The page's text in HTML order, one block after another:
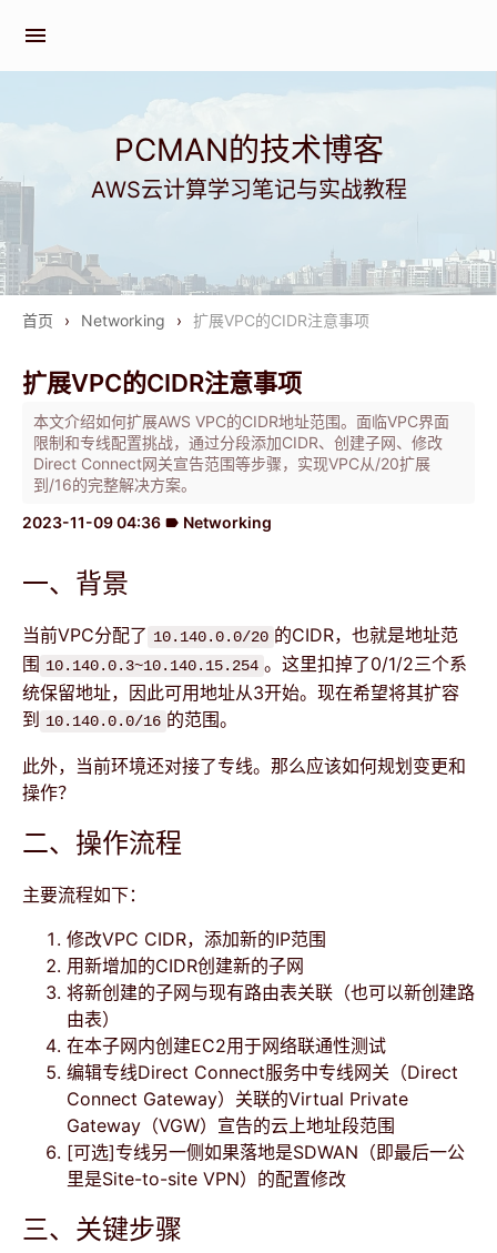
menu
PCMAN的技术博客
AWS云计算学习笔记与实战教程
首页 › Networking › 扩展VPC的CIDR注意事项
扩展VPC的CIDR注意事项
本文介绍如何扩展AWS VPC的CIDR地址范围。面临VPC界面
限制和专线配置挑战，通过分段添加CIDR、创建子网、修改
Direct Connect网关宣告范围等步骤，实现VPC从/20扩展
到/16的完整解决方案。
2023-11-09 04:36 label Networking
一、背景
当前VPC分配了 10.140.0.0/20 的CIDR，也就是地址范
围 10.140.0.3~10.140.15.254 。这里扣掉了0/1/2三个系
统保留地址，因此可用地址从3开始。现在希望将其扩容
到
10.140.0.0/16 的范围。
此外，当前环境还对接了专线。那么应该如何规划变更和
操作？
二、操作流程
主要流程如下：
修改VPC CIDR，添加新的IP范围
用新增加的CIDR创建新的子网
将新创建的子网与现有路由表关联（也可以新创建路
由表）
在本子网内创建EC2用于网络联通性测试
编辑专线Direct Connect服务中专线网关（Direct
Connect Gateway）关联的Virtual Private
Gateway（VGW）宣告的云上地址段范围
[可选]专线另一侧如果落地是SDWAN（即最后一公
里是Site-to-site VPN）的配置修改
三、关键步骤